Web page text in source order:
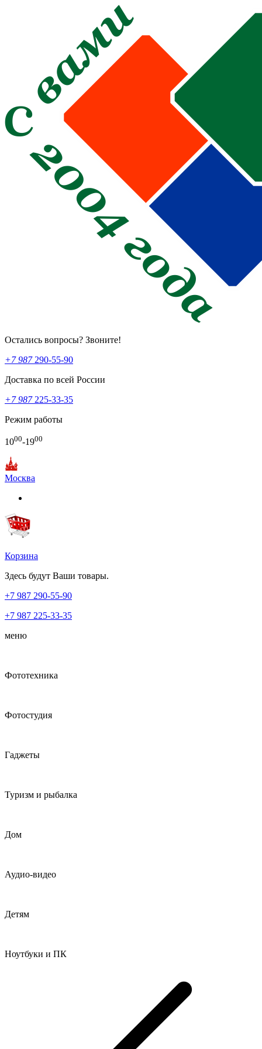
Остались вопросы? Звоните!
+7 987290-55-90
Доставка по всей России
+7 987225-33-35
Режим работы
1000-1900
Москва
Корзина
Здесь будут Ваши товары.
+7 987 290-55-90
+7 987 225-33-35
меню
Фототехника
Фотостудия
Гаджеты
Туризм и рыбалка
Дом
Аудио-видео
Детям
Ноутбуки и ПК